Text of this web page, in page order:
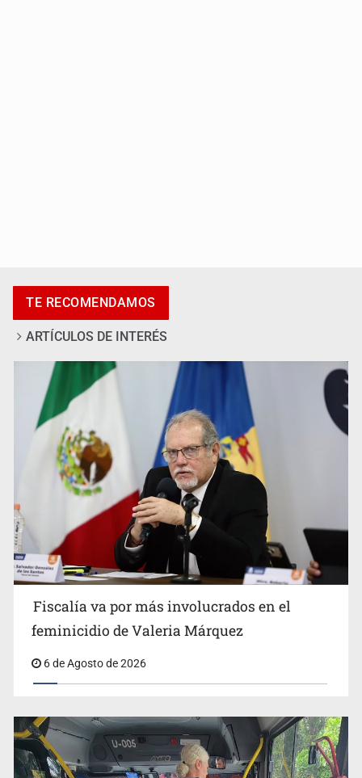
lineamientos para defensa de audiencias
Asesinan a balazos a un hombre en calles de El Salto
Adulto mayor pierde la vida en incendio de una vivienda
en Oblatos
TE RECOMENDAMOS
ARTÍCULOS DE INTERÉS
Fiscalía va por más involucrados en el
feminicidio de Valeria Márquez
6 de Agosto de 2026